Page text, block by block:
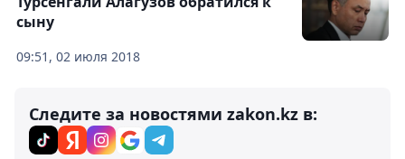
09:51, 02 июля 2018
сыну
Следите за новостями zakon.kz в: